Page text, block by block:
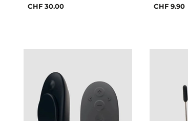
CHF 30.00 CHF 9.90